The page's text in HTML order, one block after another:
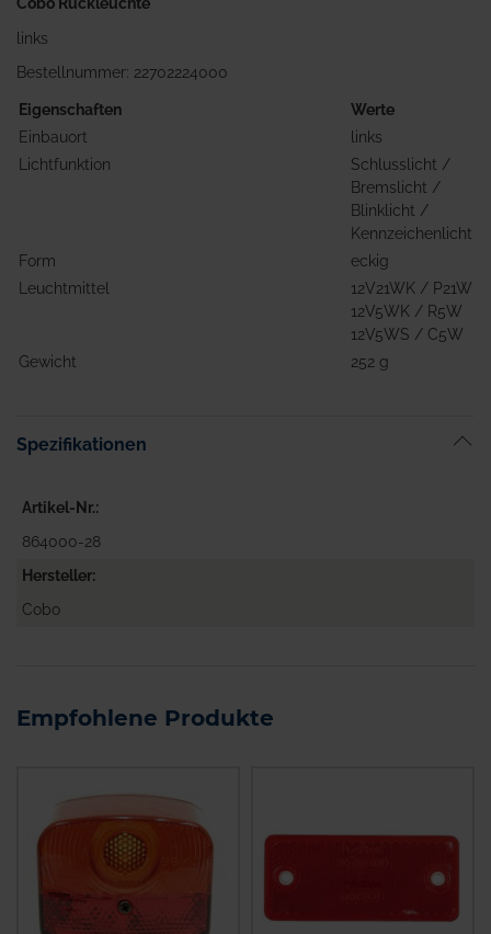
Cobo Rückleuchte
links
Bestellnummer: 22702224000
Eigenschaften
Werte
Einbauort
links
Lichtfunktion
Schlusslicht /
Bremslicht /
Blinklicht /
Kennzeichenlicht
Form
eckig
Leuchtmittel
12V21WK / P21W
12V5WK / R5W
12V5WS / C5W
Gewicht
252 g
Spezifikationen
Artikel-Nr.
864000-28
Hersteller
Cobo
Empfohlene Produkte